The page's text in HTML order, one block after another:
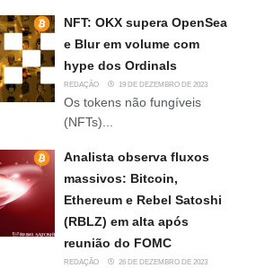
NFT: OKX supera OpenSea
e Blur em volume com
hype dos Ordinals
REDAÇÃO 19 DE DEZEMBRO DE 2023
Os tokens não fungíveis
(NFTs)...
Analista observa fluxos
massivos: Bitcoin,
Ethereum e Rebel Satoshi
(RBLZ) em alta após
reunião do FOMC
REDAÇÃO 26 DE DEZEMBRO DE 2023